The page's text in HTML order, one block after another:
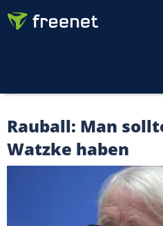
Rauball: Man
Watzke haben